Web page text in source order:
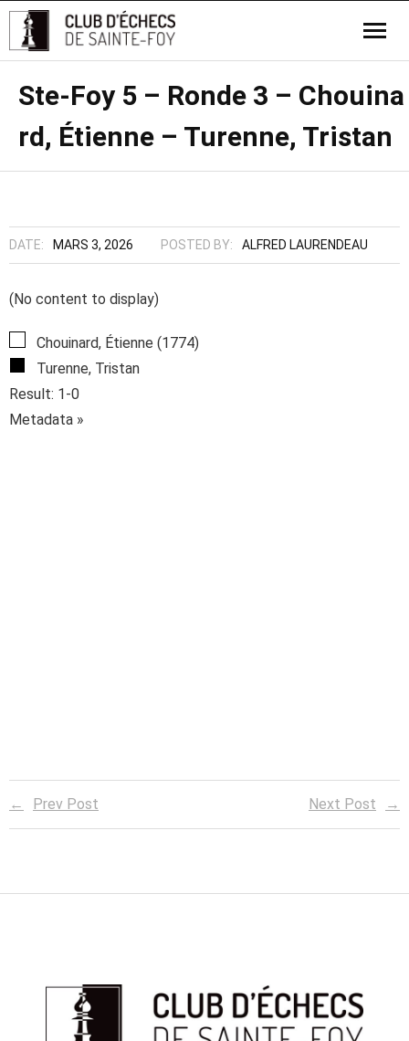
Ste-Foy 5 – Ronde 3 – Chouina
rd, Étienne – Turenne, Tristan
DATE: MARS 3, 2026 POSTED BY: ALFRED LAURENDEAU
(No content to display)
Chouinard, Étienne (1774)
Turenne, Tristan
Result: 1-0
Metadata »
Prev Post Next Post